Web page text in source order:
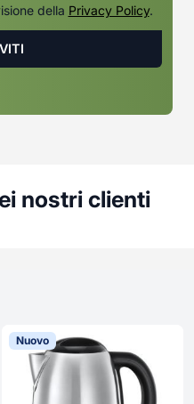
della Privacy Policy.
nostri clienti
Nuovo